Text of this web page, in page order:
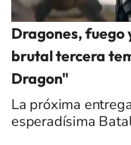
Dragones, fuego
brutal tercera
Dragon"
La próxima
esperadísima